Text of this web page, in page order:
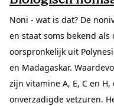
Noni - wat is dat? De
en staat soms bekend
oorspronkelijk uit
en Madagaskar.
zijn vitamine A, E, C en
onverzadigde vetzuren.